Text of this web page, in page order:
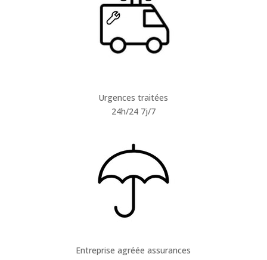
Urgences traitées
24h/24 7j/7
Entreprise agréée assurances